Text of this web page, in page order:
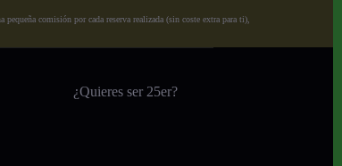
comisión por cada reserva realizada (sin coste extra para ti),
¿Quieres ser 25er?